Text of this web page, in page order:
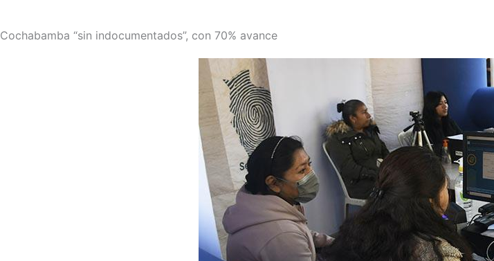
Cochabamba “sin indocumentados”, con 70% avance